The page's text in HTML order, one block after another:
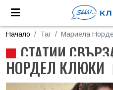
Начало Таг Мариела
СТАТИИ
НОРДЕЛ КЛЮКИ